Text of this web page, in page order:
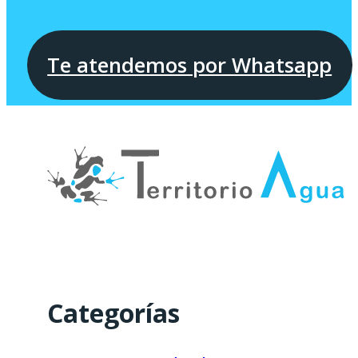
Te atendemos por Whatsapp
Categorías